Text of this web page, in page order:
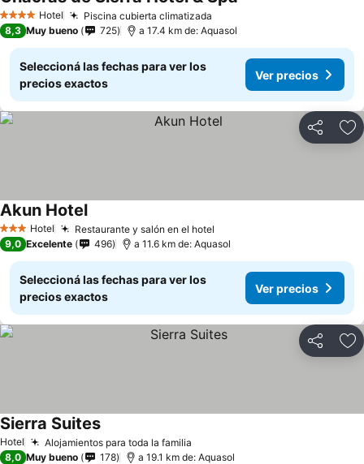
4 EstrellasHotel Piscina cubierta climatizada
8,3 Muy bueno 725 a 17.4 km de: Aquasol
Seleccioná las fechas para ver los
precios exactos
Ver precios
Compartir
3 Estrellas
Hotel Restaurante y salón en el hotel
Akun HotelVer precios
9,0 Excelente 496 a 11.6 km de: Aquasol
Seleccioná las fechas para ver los
precios exactos
Ver precios
Compartir
Hotel Alojamientos para toda la familia
Sierra SuitesVer precios
8,0 Muy bueno 178 a 19.1 km de: Aquasol